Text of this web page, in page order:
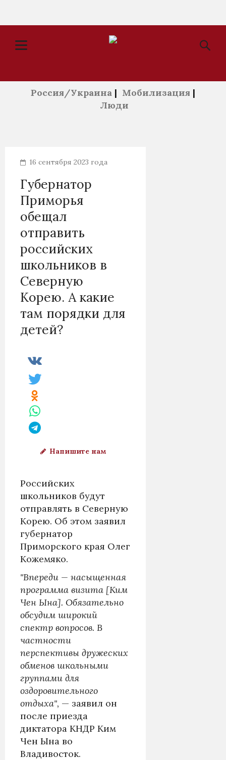
Россия/Украина | Мобилизация |
Люди
16 сентября 2023 года
Губернатор
Приморья
обещал
отправить
российских
школьников в
Северную
Корею. А какие
там порядки для
детей?
Напишите нам
Российских
школьников будут
отправлять в Северную
Корею. Об этом заявил
губернатор
Приморского края Олег
Кожемяко.
"Впереди — насыщенная
программа визита [Ким
Чен Ына]. Обязательно
обсудим широкий
спектр вопросов. В
частности
перспективы дружеских
обменов школьными
группами для
оздоровительного
отдыха", — заявил он
после приезда
диктатора КНДР Ким
Чен Ына во
Владивосток.